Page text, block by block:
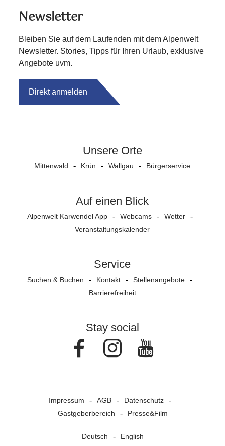
Newsletter
Bleiben Sie auf dem Laufenden mit dem Alpenwelt
Newsletter. Stories, Tipps für Ihren Urlaub, exklusive
Angebote uvm.
Direkt anmelden
Unsere Orte
Mittenwald Krün Wallgau Bürgerservice
Auf einen Blick
Alpenwelt Karwendel App Webcams
Wetter
Veranstaltungs­kalender
Service
Suchen & Buchen Kontakt
Stellenangebote
Barrierefreiheit
Stay social
FacebookInstagram
Impressum AGB
Datenschutz
Gastgeberbereich
Presse&Film
Deutsch English